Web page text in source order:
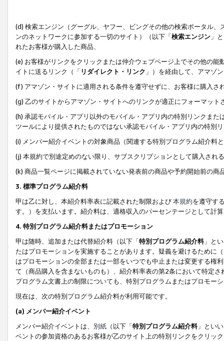
(d) 検索エンジン（グーグル、ヤフー、ビングその他の検索ポータル
ンのネットワークに参加する一切のサイト）（以下「検索エンジン 」
れたお客様が購入した商品、
(e) お客様がリンクをクリックまたは仲介ウェブページ上でその他の
イトに送るリンク（「 リダイレクト・リンク 」）を経由して、アマゾ
(f) アマゾン・サイトに適用される条件を遵守せずに、お客様に購入さ
(g) 乙のサイトからアマゾン・サイトへのリンクが適正にフォーマッ
(h) 承認モバイル・アプリ以外のモバイル・アプリ内の特別リンクま
ツールにより提供されたものではない承認モバイル・アプリ内の特別
(i) メンバー紹介イベントの対象商品（関連する特別プログラム紹介料
(j) 本規約で別途定めのない限り、サブスクリプションとして購入され
(k) 商品一覧ページに掲載されていない発表前の商品や予約開始前の商
3. 標準プログラム紹介料
甲は乙に対し、本紹介料率表に記載された制限および本規約を遵守す
す。）を支払います。紹介料は、適格収入のパーセンテージとして計
4. 特別プログラム紹介料またはプロモーション
甲は随時、追加または代替紹介料（以下「特別プログラム紹介料」と
たはプロモーションを実施することがあります。疑義を避けるために
はプロモーションの全部または一部をいつでも中止または変更する権
て（商品購入を含まないものも）、紹介料率表の第2条において特定
プログラム文書上の制限についても、特別プログラムまたはプロモー
現在は、次の特別プログラム紹介料が利用可能です。
(a) メンバー紹介イベント
メンバー紹介イベントは、 別紙 （以下「特別プログラム紹介料」とい
ベントの参加資格のあるお客様が乙のサイト上の特別リンクをクリッ